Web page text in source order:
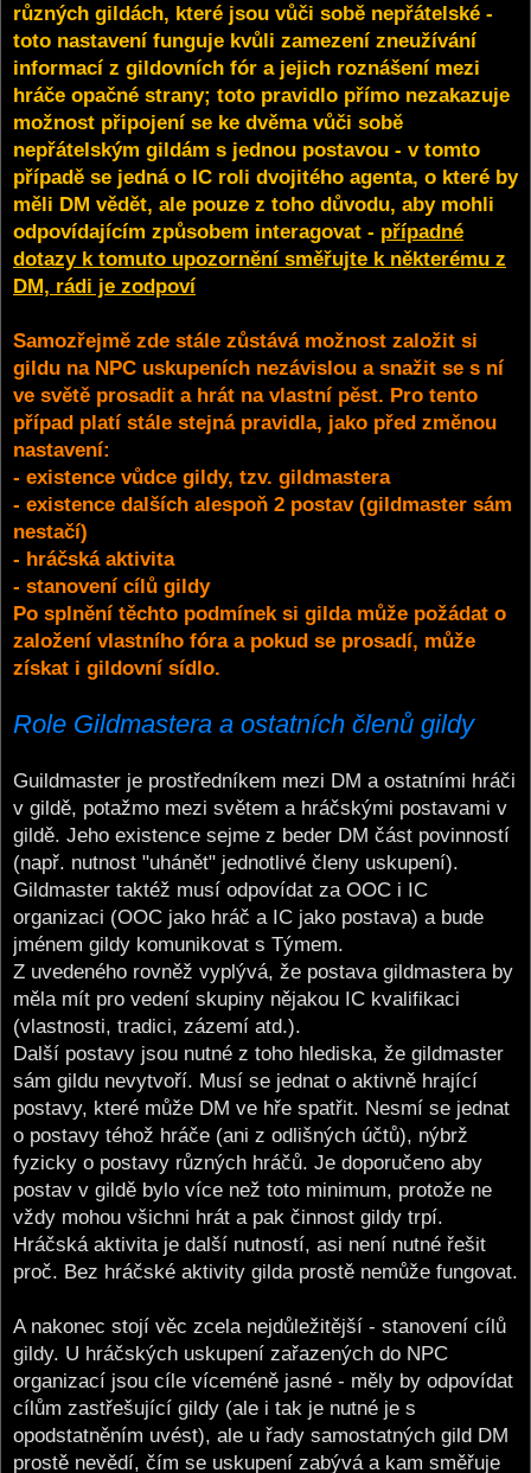
různých gildách, které jsou vůči sobě nepřátelské -
toto nastavení funguje kvůli zamezení zneužívání
informací z gildovních fór a jejich roznášení mezi
hráče opačné strany; toto pravidlo přímo nezakazuje
možnost připojení se ke dvěma vůči sobě
nepřátelským gildám s jednou postavou - v tomto
případě se jedná o IC roli dvojitého agenta, o které by
měli DM vědět, ale pouze z toho důvodu, aby mohli
odpovídajícím způsobem interagovat - případné
dotazy k tomuto upozornění směřujte k některému z
DM, rádi je zodpoví
Samozřejmě zde stále zůstává možnost založit si
gildu na NPC uskupeních nezávislou a snažit se s ní
ve světě prosadit a hrát na vlastní pěst. Pro tento
případ platí stále stejná pravidla, jako před změnou
nastavení:
- existence vůdce gildy, tzv. gildmastera
- existence dalších alespoň 2 postav (gildmaster sám
nestačí)
- hráčská aktivita
- stanovení cílů gildy
Po splnění těchto podmínek si gilda může požádat o
založení vlastního fóra a pokud se prosadí, může
získat i gildovní sídlo.
Role Gildmastera a ostatních členů gildy
Guildmaster je prostředníkem mezi DM a ostatními hráči
v gildě, potažmo mezi světem a hráčskými postavami v
gildě. Jeho existence sejme z beder DM část povinností
(např. nutnost "uhánět" jednotlivé členy uskupení).
Gildmaster taktéž musí odpovídat za OOC i IC
organizaci (OOC jako hráč a IC jako postava) a bude
jménem gildy komunikovat s Týmem.
Z uvedeného rovněž vyplývá, že postava gildmastera by
měla mít pro vedení skupiny nějakou IC kvalifikaci
(vlastnosti, tradici, zázemí atd.).
Další postavy jsou nutné z toho hlediska, že gildmaster
sám gildu nevytvoří. Musí se jednat o aktivně hrající
postavy, které může DM ve hře spatřit. Nesmí se jednat
o postavy téhož hráče (ani z odlišných účtů), nýbrž
fyzicky o postavy různých hráčů. Je doporučeno aby
postav v gildě bylo více než toto minimum, protože ne
vždy mohou všichni hrát a pak činnost gildy trpí.
Hráčská aktivita je další nutností, asi není nutné řešit
proč. Bez hráčské aktivity gilda prostě nemůže fungovat.
A nakonec stojí věc zcela nejdůležitější - stanovení cílů
gildy. U hráčských uskupení zařazených do NPC
organizací jsou cíle víceméně jasné - měly by odpovídat
cílům zastřešující gildy (ale i tak je nutné je s
opodstatněním uvést), ale u řady samostatných gild DM
prostě nevědí, čím se uskupení zabývá a kam směřuje